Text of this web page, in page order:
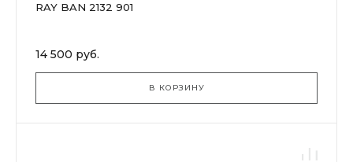
RAY BAN 2132 901
14 500 руб.
В КОРЗИНУ